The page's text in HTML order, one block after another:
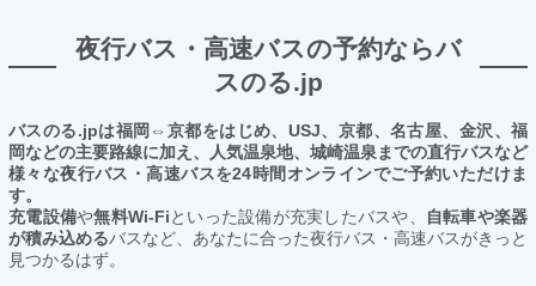
夜行バス・高速バスの予約ならバ
スのる.jp
バスのる.jpは福岡⇔京都をはじめ、USJ、京都、名古屋、金沢、福
岡などの主要路線に加え、人気温泉地、城崎温泉までの直行バスなど
様々な夜行バス・高速バスを24時間オンラインでご予約いただけま
す。
充電設備や無料Wi-Fiといった設備が充実したバスや、
自転車や楽器
が積み込めるバスなど、あなたに合った夜行バス・高速バスがきっと
見つかるはず。